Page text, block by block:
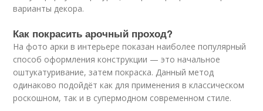
варианты декора.
Как покрасить арочный проход?
На фото арки в интерьере показан наиболее популярный
способ оформления конструкции — это начальное
оштукатуривание, затем покраска. Данный метод
одинаково подойдёт как для применения в классическом
роскошном, так и в супермодном современном стиле.